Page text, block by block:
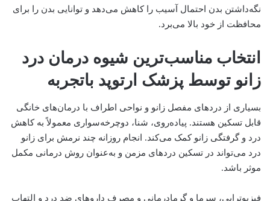
نگه‌داشتن بدن احتمال آسیب را کاهش می‌دهد و توانایی بدن را برای
محافظت از خود بالا می‌برد.
انتخاب مناسب‌ترین شیوه درمان درد
زانو توسط پزشک ارتوپد باتجربه
بسیاری از دردهای مفصل زانو و نواحی اطراف با درمان‌های خانگی
قابل تسکین هستند. پیاده‌روی، شنا، دوچرخه‌سواری معمولاً به کاهش
درد و گرفتگی زانو کمک می‌کند. انجام روزانه چند نرمش برای زانو
درد می‌تواند در تسکین دردهای مزمن و به‌عنوان روش درمانی مکمل
موثر باشد.
فیزیوتراپی، سرما و گرمادرمانی و مصرف داروهای ضد درد و التهاب